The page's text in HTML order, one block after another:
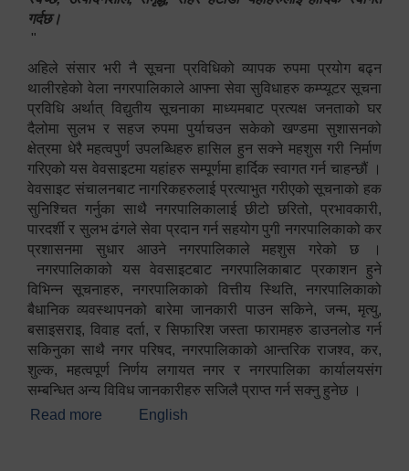
गर्दछ।
"
अहिले संसार भरी नै सूचना प्रविधिको व्यापक रुपमा प्रयोग बढ्न
थालीरहेको वेला नगरपालिकाले आफ्ना सेवा सुविधाहरु कम्प्यूटर सूचना
प्रविधि अर्थात् विद्युतीय सूचनाका माध्यमबाट प्रत्यक्ष जनताको घर
दैलोमा सुलभ र सहज रुपमा पुर्याचउन सकेको खण्डमा सुशासनको
क्षेत्रमा धेरै महत्वपुर्ण उपलब्धिहरु हासिल हुन सक्ने महशुस गरी निर्माण
गरिएको यस वेवसाइटमा यहांहरु सम्पूर्णमा हार्दिक स्वागत गर्न चाहन्छौं ।
वेवसाइट संचालनबाट नागरिकहरुलाई प्रत्याभुत गरीएको सूचनाको हक
सुनिश्चित गर्नुका साथै नगरपालिकालाई छीटो छरितो, प्रभावकारी,
पारदर्शी र सुलभ ढंगले सेवा प्रदान गर्न सहयोग पुगी नगरपालिकाको कर
प्रशासनमा सुधार आउने नगरपालिकाले महशुस गरेको छ ।
नगरपालिकाको यस वेवसाइटबाट नगरपालिकाबाट प्रकाशन हुने
विभिन्न सूचनाहरु, नगरपालिकाको वित्तीय स्थिति, नगरपालिकाको
बैधानिक व्यवस्थापनको बारेमा जानकारी पाउन सकिने, जन्म, मृत्यु,
बसाइसराइ, विवाह दर्ता, र सिफारिश जस्ता फारामहरु डाउनलोड गर्न
सकिनुका साथै नगर परिषद, नगरपालिकाको आन्तरिक राजश्व, कर,
शुल्क, महत्वपूर्ण निर्णय लगायत नगर र नगरपालिका कार्यालयसंग
सम्बन्धित अन्य विविध जानकारीहरु सजिलै प्राप्त गर्न सक्नु हुनेछ ।
Read more about स्वागतम!!!
English